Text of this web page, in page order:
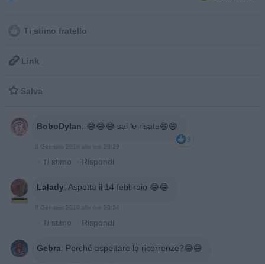
Ti stimo fratello
 Link
 Salva
BoboDylan: 😂😂😂 sai le risate😁😁
3
8 Gennaio 2019 alle ore 20:29
· Ti stimo · Rispondi
Lalady: Aspetta il 14 febbraio 😂😂
8 Gennaio 2019 alle ore 20:34
· Ti stimo · Rispondi
Gebra: Perché aspettare le ricorrenze?😂😅